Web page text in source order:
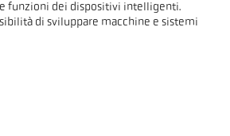
funzioni dei dispositivi intelligenti.
di sviluppare macchine e sistemi